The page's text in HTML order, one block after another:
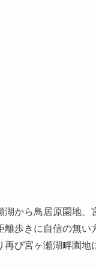
から鳥居原園地
歩きに自信の無
び宮ヶ瀬湖畔園地